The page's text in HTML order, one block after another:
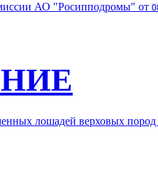
АО "Росипподромы" от
лошадей верховых